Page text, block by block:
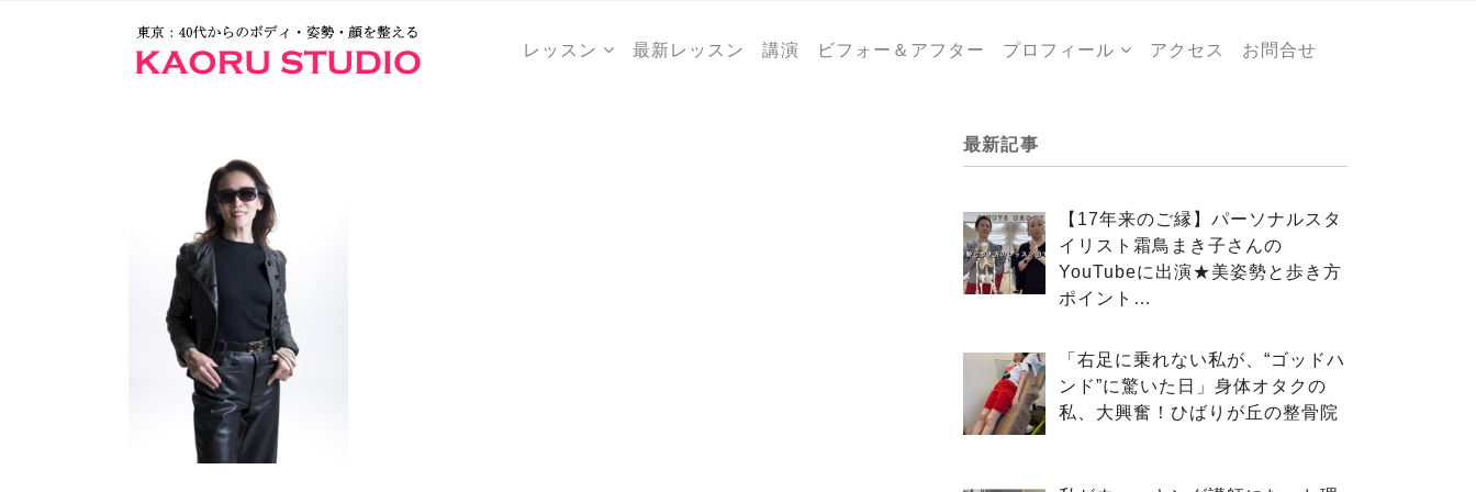
レッスン 最新レッスン 講演 ビフォー＆アフター プロフィール アクセス お問合せ
最新記事
【17年来のご縁】パーソナルスタ
イリスト霜鳥まき子さんの
YouTubeに出演★美姿勢と歩き方
ポイント…
「右足に乗れない私が、“ゴッドハ
ンド”に驚いた日」身体オタクの
私、大興奮！ひばりが丘の整骨院